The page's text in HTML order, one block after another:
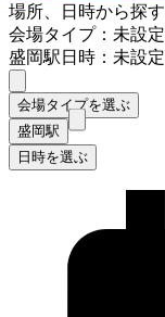
場所、日時から探す
会場タイプ：未設定
盛岡駅日時：未設定
会場タイプを選ぶ
盛岡駅
日時を選ぶ